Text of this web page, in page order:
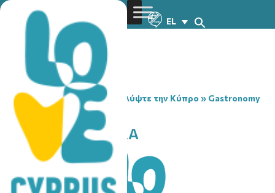
EL
You are here:Home» Ανακαλύψτε την Κύπρο » Gastronomy
» TO PIPERI LEFKARA
TO PIPERI LEFKARA